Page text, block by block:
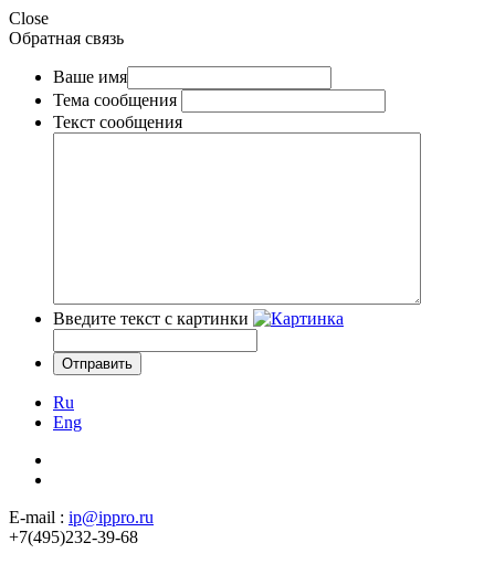
Close
Обратная связь
Ваше имя
Тема сообщения
Текст сообщения
Введите текст с картинки
Ru
Eng
E-mail : ip@ippro.ru
+7(495)232-39-68